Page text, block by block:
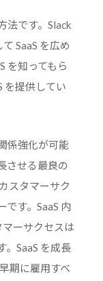
法です。Slack
SaaS を広め
を知ってもら
を提供してい
係強化が可能
させる最良の
スタマーサク
です。SaaS 内
ーサクセスは
。SaaS を成長
期に雇用すべ